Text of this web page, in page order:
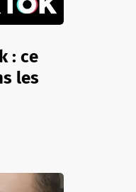
: ce
les